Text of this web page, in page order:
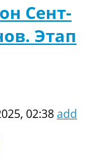
Сент-
Этап
02:38add